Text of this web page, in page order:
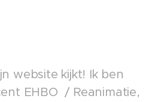
website kijkt! Ik ben
EHBO / Reanimatie,